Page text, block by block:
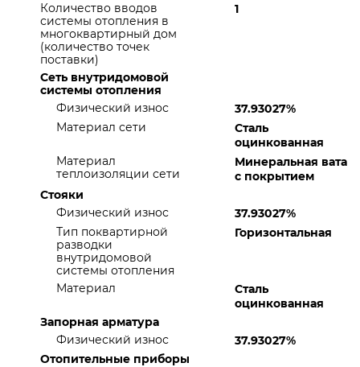
Количество вводов
системы отопления в
многоквартирный дом
(количество точек
поставки)
1
Сеть внутридомовой
системы отопления
Физический износ
37.93027%
Материал сети
Сталь
оцинкованная
Материал
теплоизоляции сети
Минеральная вата
с покрытием
Стояки
Физический износ
37.93027%
Тип поквартирной
разводки
внутридомовой
системы отопления
Горизонтальная
Материал
Сталь
оцинкованная
Запорная арматура
Физический износ
37.93027%
Отопительные приборы